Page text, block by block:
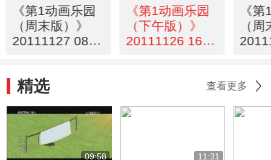
《第1动画乐园
（周末版）》
20111127 08：
《第1动画乐园
（下午版）》
20111126 16：
《
（
精选 查看更多
09:58 11:31